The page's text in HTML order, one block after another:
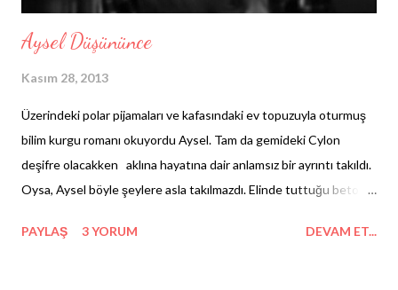
Aysel Düşününce
Kasım 28, 2013
Üzerindeki polar pijamaları ve kafasındaki ev topuzuyla oturmuş
bilim kurgu romanı okuyordu Aysel. Tam da gemideki Cylon
deşifre olacakken aklına hayatına dair anlamsız bir ayrıntı takıldı.
Oysa, Aysel böyle şeylere asla takılmazdı. Elinde tuttuğu beton
buğulamaya başladı. Sevmedi Aysel bu durumu, hemen doğruldu
PAYLAŞ 3 YORUM DEVAM ET...